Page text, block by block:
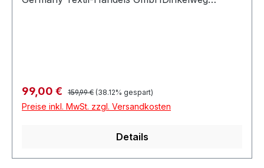
Verkaufspreis:
99,00 € Regulärer Preis:
159,99 € (38.12% gespart)
Preise inkl. MwSt. zzgl. Versandkosten
Details